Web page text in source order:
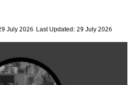
July 2026 Last Updated: 29 July 2026